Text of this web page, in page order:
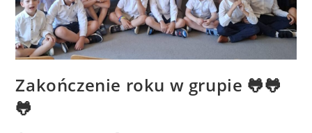
Zakończenie roku w grupie 🐸🐸
🐸